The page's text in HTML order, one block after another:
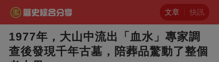
文章 快訊
1977年，大山中流出「血水」專家調
查後發現千年古墓，陪葬品驚動了整個